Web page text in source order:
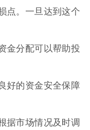
点。一旦达到这个
金分配可以帮助投
好的资金安全保障
据市场情况及时调